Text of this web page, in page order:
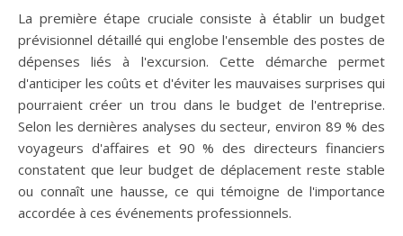
La première étape cruciale consiste à établir un budget
prévisionnel détaillé qui englobe l'ensemble des postes de
dépenses liés à l'excursion. Cette démarche permet
d'anticiper les coûts et d'éviter les mauvaises surprises qui
pourraient créer un trou dans le budget de l'entreprise.
Selon les dernières analyses du secteur, environ 89 % des
voyageurs d'affaires et 90 % des directeurs financiers
constatent que leur budget de déplacement reste stable
ou connaît une hausse, ce qui témoigne de l'importance
accordée à ces événements professionnels.